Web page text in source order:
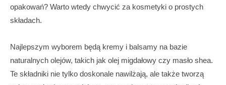
opakowań? Warto wtedy chwycić za kosmetyki o prostych
składach.
Najlepszym wyborem będą kremy i balsamy na bazie
naturalnych olejów, takich jak olej migdałowy czy masło shea.
Te składniki nie tylko doskonale nawilżają, ale także tworzą